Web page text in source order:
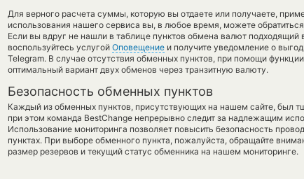
Для верного расчета суммы, которую вы отдаете или получаете,
использования нашего сервиса вы, в любое время, можете
Если вы вдруг не нашли в таблице пунктов обмена валют подходящий
воспользуйтесь услугой Оповещение и получите уведомление о
Telegram. В случае отсутствия обменных пунктов, при помощи функции
оптимальный вариант двух обменов через транзитную валюту.
Безопасность обменных пунктов
Каждый из обменных пунктов, присутствующих на нашем сайте, был
при этом команда BestChange непрерывно следит за надлежащим
Использование мониторинга позволяет повысить безопасность
пунктах. При выборе обменного пункта, пожалуйста, обращайте
размер резервов и текущий статус обменника на нашем мониторинге.